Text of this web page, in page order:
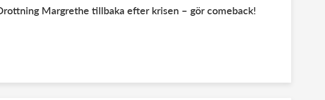
Margrethe tillbaka efter krisen – gör comeback!